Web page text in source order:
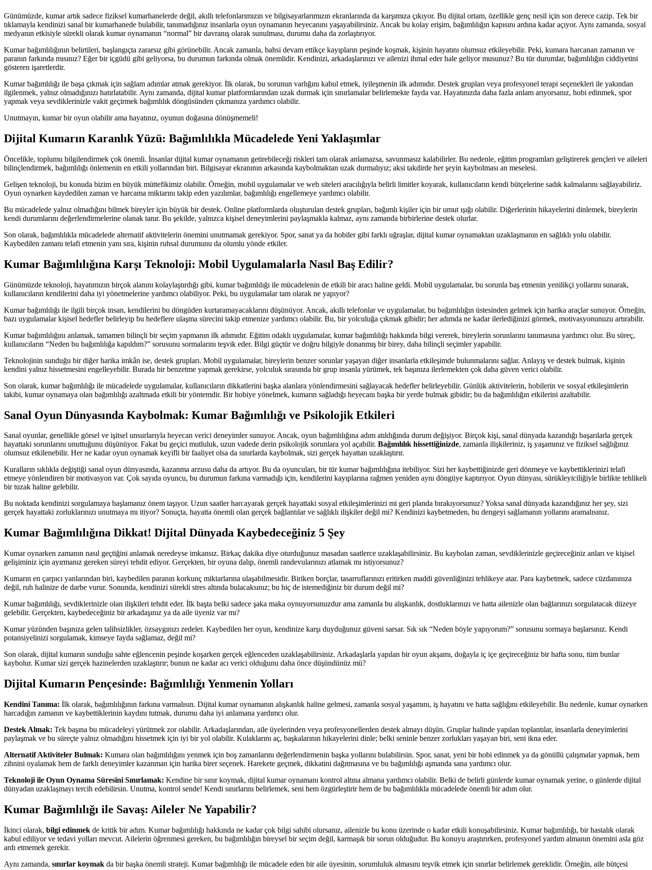
Günümüzde, kumar artık sadece fiziksel kumarhanelerde değil, akıllı telefonlarımızın ve bilgisayarlarımızın ekranlarında da karşımıza çıkıyor. Bu dijital ortam, özellikle genç nesil için son derece cazip. Tek bir
tıklamayla kendinizi sanal bir kumarhanede bulabilir, tanımadığınız insanlarla oyun oynamanın heyecanını yaşayabilirsiniz. Ancak bu kolay erişim, bağımlılığın kapısını ardına kadar açıyor. Aynı zamanda, sosyal
medyanın etkisiyle sürekli olarak kumar oynamanın “normal” bir davranış olarak sunulması, durumu daha da zorlaştırıyor.
Kumar bağımlılığının belirtileri, başlangıçta zararsız gibi görünebilir. Ancak zamanla, bahsi devam ettikçe kayıpların peşinde koşmak, kişinin hayatını olumsuz etkileyebilir. Peki, kumara harcanan zamanın ve
paranın farkında mısınız? Eğer bir içgüdü gibi geliyorsa, bu durumun farkında olmak önemlidir. Kendinizi, arkadaşlarınızı ve ailenizi ihmal eder hale geliyor musunuz? Bu tür durumlar, bağımlılığın ciddiyetini
gösteren işaretlerdir.
Kumar bağımlılığı ile başa çıkmak için sağlam adımlar atmak gerekiyor. İlk olarak, bu sorunun varlığını kabul etmek, iyileşmenin ilk adımıdır. Destek grupları veya profesyonel terapi seçenekleri ile yakından
ilgilenmek, yalnız olmadığınızı hatırlatabilir. Aynı zamanda, dijital kumar platformlarından uzak durmak için sınırlamalar belirlemekte fayda var. Hayatınızda daha fazla anlam arıyorsanız, hobi edinmek, spor
yapmak veya sevdiklerinizle vakit geçirmek bağımlılık döngüsünden çıkmanıza yardımcı olabilir.
Unutmayın, kumar bir oyun olabilir ama hayatınız, oyunun doğasına dönüşmemeli!
Dijital Kumarın Karanlık Yüzü: Bağımlılıkla Mücadelede Yeni Yaklaşımlar
Öncelikle, toplumu bilgilendirmek çok önemli. İnsanlar dijital kumar oynamanın getirebileceği riskleri tam olarak anlamazsa, savunmasız kalabilirler. Bu nedenle, eğitim programları geliştirerek gençleri ve aileleri
bilinçlendirmek, bağımlılığı önlemenin en etkili yollarından biri. Bilgisayar ekranının arkasında kaybolmaktan uzak durmalıyız; aksi takdirde her şeyin kaybolması an meselesi.
Gelişen teknoloji, bu konuda bizim en büyük müttefikimiz olabilir. Örneğin, mobil uygulamalar ve web siteleri aracılığıyla belirli limitler koyarak, kullanıcıların kendi bütçelerine sadık kalmalarını sağlayabiliriz.
Oyun oynarken kaydedilen zaman ve harcama miktarını takip eden yazılımlar, bağımlılığı engellemeye yardımcı olabilir.
Bu mücadelede yalnız olmadığını bilmek bireyler için büyük bir destek. Online platformlarda oluşturulan destek grupları, bağımlı kişiler için bir umut ışığı olabilir. Diğerlerinin hikayelerini dinlemek, bireylerin
kendi durumlarını değerlendirmelerine olanak tanır. Bu şekilde, yalnızca kişisel deneyimlerini paylaşmakla kalmaz, aynı zamanda birbirlerine destek olurlar.
Son olarak, bağımlılıkla mücadelede alternatif aktivitelerin önemini unutmamak gerekiyor. Spor, sanat ya da hobiler gibi farklı uğraşlar, dijital kumar oynamaktan uzaklaşmanın en sağlıklı yolu olabilir.
Kaybedilen zamanı telafi etmenin yanı sıra, kişinin ruhsal durumunu da olumlu yönde etkiler.
Kumar Bağımlılığına Karşı Teknoloji: Mobil Uygulamalarla Nasıl Baş Edilir?
Günümüzde teknoloji, hayatımızın birçok alanını kolaylaştırdığı gibi, kumar bağımlılığı ile mücadelenin de etkili bir aracı haline geldi. Mobil uygulamalar, bu sorunla baş etmenin yenilikçi yollarını sunarak,
kullanıcıların kendilerini daha iyi yönetmelerine yardımcı olabiliyor. Peki, bu uygulamalar tam olarak ne yapıyor?
Kumar bağımlılığı ile ilgili birçok insan, kendilerini bu döngüden kurtaramayacaklarını düşünüyor. Ancak, akıllı telefonlar ve uygulamalar, bu bağımlılığın üstesinden gelmek için harika araçlar sunuyor. Örneğin,
bazı uygulamalar kişisel hedefler belirleyip bu hedeflere ulaşma sürecini takip etmenize yardımcı olabilir. Bu, bir yolculuğa çıkmak gibidir; her adımda ne kadar ilerlediğinizi görmek, motivasyonunuzu artırabilir.
Kumar bağımlılığını anlamak, tamamen bilinçli bir seçim yapmanın ilk adımıdır. Eğitim odaklı uygulamalar, kumar bağımlılığı hakkında bilgi vererek, bireylerin sorunlarını tanımasına yardımcı olur. Bu süreç,
kullanıcıların “Neden bu bağımlılığa kapıldım?” sorusunu sormalarını teşvik eder. Bilgi güçtür ve doğru bilgiyle donanmış bir birey, daha bilinçli seçimler yapabilir.
Teknolojinin sunduğu bir diğer harika imkân ise, destek grupları. Mobil uygulamalar, bireylerin benzer sorunlar yaşayan diğer insanlarla etkileşimde bulunmalarını sağlar. Anlayış ve destek bulmak, kişinin
kendini yalnız hissetmesini engelleyebilir. Burada bir benzetme yapmak gerekirse, yolculuk sırasında bir grup insanla yürümek, tek başınıza ilerlemekten çok daha güven verici olabilir.
Son olarak, kumar bağımlılığı ile mücadelede uygulamalar, kullanıcıların dikkatlerini başka alanlara yönlendirmesini sağlayacak hedefler belirleyebilir. Günlük aktivitelerin, hobilerin ve sosyal etkileşimlerin
takibi, kumar oynamaya olan bağımlılığı azaltmada etkili bir yöntemdir. Bir hobiye yönelmek, kumarın sağladığı heyecanı başka bir yerde bulmak gibidir; bu da bağımlılığın etkilerini azaltabilir.
Sanal Oyun Dünyasında Kaybolmak: Kumar Bağımlılığı ve Psikolojik Etkileri
Sanal oyunlar, genellikle görsel ve işitsel unsurlarıyla heyecan verici deneyimler sunuyor. Ancak, oyun bağımlılığına adım atıldığında durum değişiyor. Birçok kişi, sanal dünyada kazandığı başarılarla gerçek
hayattaki sorunlarını unuttuğunu düşünüyor. Fakat bu geçici mutluluk, uzun vadede derin psikolojik sorunlara yol açabilir. Bağımlılık hissettiğinizde, zamanla ilişkileriniz, iş yaşamınız ve fiziksel sağlığınız
olumsuz etkilenebilir. Her ne kadar oyun oynamak keyifli bir faaliyet olsa da sınırlarda kaybolmak, sizi gerçek hayattan uzaklaştırır.
Kuralların sıklıkla değiştiği sanal oyun dünyasında, kazanma arzusu daha da artıyor. Bu da oyuncuları, bir tür kumar bağımlılığına itebiliyor. Sizi her kaybettiğinizde geri dönmeye ve kaybettiklerinizi telafi
etmeye yönlendiren bir motivasyon var. Çok sayıda oyuncu, bu durumun farkına varmadığı için, kendilerini kayıplarına rağmen yeniden aynı döngüye kaptırıyor. Oyun dünyası, sürükleyiciliğiyle birlikte tehlikeli
bir tuzak haline gelebilir.
Bu noktada kendinizi sorgulamaya başlamanız önem taşıyor. Uzun saatler harcayarak gerçek hayattaki sosyal etkileşimlerinizi mi geri planda bırakıyorsunuz? Yoksa sanal dünyada kazandığınız her şey, sizi
gerçek hayattaki zorluklarınızı unutmaya mı itiyor? Sonuçta, hayatta önemli olan gerçek bağlantılar ve sağlıklı ilişkiler değil mi? Kendinizi kaybetmeden, bu dengeyi sağlamanın yollarını aramalısınız.
Kumar Bağımlılığına Dikkat! Dijital Dünyada Kaybedeceğiniz 5 Şey
Kumar oynarken zamanın nasıl geçtiğini anlamak neredeyse imkansız. Birkaç dakika diye oturduğunuz masadan saatlerce uzaklaşabilirsiniz. Bu kaybolan zaman, sevdiklerinizle geçireceğiniz anları ve kişisel
gelişiminiz için ayırmanız gereken süreyi tehdit ediyor. Gerçekten, bir oyuna dalıp, önemli randevularınızı atlamak mı istiyorsunuz?
Kumarın en çarpıcı yanlarından biri, kaybedilen paranın korkunç miktarlarına ulaşabilmesidir. Biriken borçlar, tasarruflarınızı eritirken maddi güvenliğinizi tehlikeye atar. Para kaybetmek, sadece cüzdanınıza
değil, ruh halinize de darbe vurur. Sonunda, kendinizi sürekli stres altında bulacaksınız; bu hiç de istemediğiniz bir durum değil mi?
Kumar bağımlılığı, sevdiklerinizle olan ilişkileri tehdit eder. İlk başta belki sadece şaka maka oynuyorsunuzdur ama zamanla bu alışkanlık, dostluklarınızı ve hatta ailenizle olan bağlarınızı sorgulatacak düzeye
gelebilir. Gerçekten, kaybedeceğiniz bir arkadaşınız ya da aile üyeniz var mı?
Kumar yüzünden başınıza gelen talihsizlikler, özsaygınızı zedeler. Kaybedilen her oyun, kendinize karşı duyduğunuz güveni sarsar. Sık sık “Neden böyle yapıyorum?” sorusunu sormaya başlarsınız. Kendi
potansiyelinizi sorgulamak, kimseye fayda sağlamaz, değil mi?
Son olarak, dijital kumarın sunduğu sahte eğlencenin peşinde koşarken gerçek eğlenceden uzaklaşabilirsiniz. Arkadaşlarla yapılan bir oyun akşamı, doğayla iç içe geçireceğiniz bir hafta sonu, tüm bunlar
kaybolur. Kumar sizi gerçek hazinelerden uzaklaştırır; bunun ne kadar acı verici olduğunu daha önce düşündünüz mü?
Dijital Kumarın Pençesinde: Bağımlılığı Yenmenin Yolları
Kendini Tanıma: İlk olarak, bağımlılığının farkına varmalısın. Dijital kumar oynamanın alışkanlık haline gelmesi, zamanla sosyal yaşamını, iş hayatını ve hatta sağlığını etkileyebilir. Bu nedenle, kumar oynarken
harcadığın zamanın ve kaybettiklerinin kaydını tutmak, durumu daha iyi anlamana yardımcı olur.
Destek Almak: Tek başına bu mücadeleyi yürütmek zor olabilir. Arkadaşlarından, aile üyelerinden veya profesyonellerden destek almayı düşün. Gruplar halinde yapılan toplantılar, insanlarla deneyimlerini
paylaşmak ve bu süreçte yalnız olmadığını hissetmek için iyi bir yol olabilir. Kulaklarını aç, başkalarının hikayelerini dinle; belki seninle benzer zorlukları yaşayan biri, seni ikna eder.
Alternatif Aktiviteler Bulmak: Kumara olan bağımlılığını yenmek için boş zamanlarını değerlendirmenin başka yollarını bulabilirsin. Spor, sanat, yeni bir hobi edinmek ya da gönüllü çalışmalar yapmak, hem
zihnini oyalamak hem de farklı deneyimler kazanman için harika birer seçenek. Harekete geçmek, dikkatini dağıtmasına ve bu bağımlılığı aşmanda sana yardımcı olur.
Teknoloji ile Oyun Oynama Süresini Sınırlamak: Kendine bir sınır koymak, dijital kumar oynamanı kontrol altına almana yardımcı olabilir. Belki de belirli günlerde kumar oynamak yerine, o günlerde dijital
dünyadan uzaklaşmayı tercih edebilirsin. Unutma, kontrol sende! Kendi sınırlarını belirlemek, seni hem özgürleştirir hem de bu bağımlılıkla mücadelede önemli bir adım olur.
Kumar Bağımlılığı ile Savaş: Aileler Ne Yapabilir?
İkinci olarak, bilgi edinmek de kritik bir adım. Kumar bağımlılığı hakkında ne kadar çok bilgi sahibi olursanız, ailenizle bu konu üzerinde o kadar etkili konuşabilirsiniz. Kumar bağımlılığı, bir hastalık olarak
kabul ediliyor ve tedavi yolları mevcut. Ailelerin öğrenmesi gereken, bu bağımlılığın bireysel bir seçim değil, karmaşık bir sorun olduğudur. Bu konuyu araştırırken, profesyonel yardım almanın önemini asla göz
ardı etmemek gerekir.
Aynı zamanda, sınırlar koymak da bir başka önemli strateji. Kumar bağımlılığı ile mücadele eden bir aile üyesinin, sorumluluk almasını teşvik etmek için sınırlar belirlemek gereklidir. Örneğin, aile bütçesi